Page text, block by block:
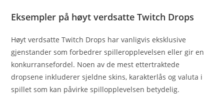
Eksempler på høyt verdsatte Twitch Drops
Høyt verdsatte Twitch Drops har vanligvis eksklusive
gjenstander som forbedrer spilleropplevelsen eller gir en
konkurransefordel. Noen av de mest ettertraktede
dropsene inkluderer sjeldne skins, karakterlås og valuta i
spillet som kan påvirke spillopplevelsen betydelig.